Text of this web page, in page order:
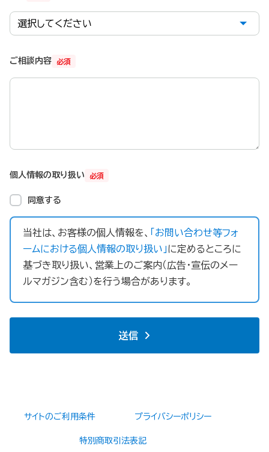
必須
ご相談内容
必須
個人情報の取り扱い
同意する
当社は、お客様の個人情報を、
「お問い合わせ等フォ
ームにおける個人情報の取り扱い」に定めるところに
基づき取り扱い、営業上のご案内（広告・宣伝のメー
ルマガジン含む）を行う場合があります。
送信
サイトのご利用条件 プライバシーポリシー
特別商取引法表記